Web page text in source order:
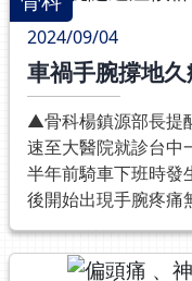
改善聯合新聞網自由
及其相關眼疾的關鍵
良好的視力習慣，
歲前維持良好視力；
極採取防控措施，
相關眼疾的風險。感
蘋新聞
但當持續地激烈運動
室顫動而失去呼吸心
後也找出血管的阻塞
出院。而為何楊先生
有任何症狀？對此，
完全阻塞應該是慢慢
慢產生側支循環，逆
3)。因此平時生活作
量或是激烈運動時，
吳星輝醫師另以塞車
醫院醫療副院長暨腎
腸外科李彥志醫師診
膀胱壁存有氣體外，
膀胱間已形成「大腸
管道流進膀胱，致使
覆泌尿道感染的主因
院大腸直腸外科李彥
因診療。回顧老翁病
腸憩室（腸道表面的
過就患者自訴生活經
2024/09/04
車禍手腕撐地
損惹禍
▲骨科楊鎮源部長提
速至大醫院就診台中
半年前騎車下班時發
後開始出現手腕疼痛
所檢查照Ｘ光都顯示
藥不但沒效，最近還